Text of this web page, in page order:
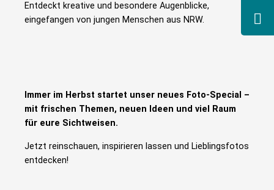
Entdeckt kreative und besondere Augenblicke,
eingefangen von jungen Menschen aus NRW.
Immer im Herbst startet unser neues Foto-Special –
mit frischen Themen, neuen Ideen und viel Raum
für eure Sichtweisen.
Jetzt reinschauen, inspirieren lassen und Lieblingsfotos
entdecken!